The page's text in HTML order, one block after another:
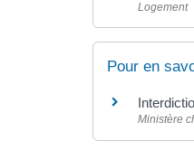
Logement
Pour en
Ministère